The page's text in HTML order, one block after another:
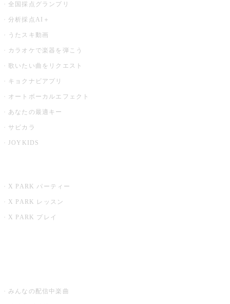
全国採点グランプリ
分析採点AI＋
うたスキ動画
カラオケで楽器を弾こう
歌いたい曲をリクエスト
キョクナビアプリ
オートボーカルエフェクト
あなたの最適キー
サビカラ
JOYKIDS
X PARK パーティー
X PARK レッスン
X PARK プレイ
みんなの配信中楽曲